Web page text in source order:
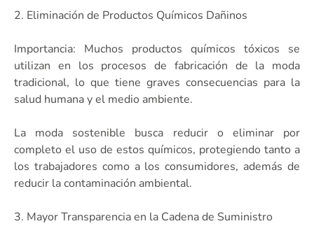
2. Eliminación de Productos Químicos Dañinos
Importancia: Muchos productos químicos tóxicos se
utilizan en los procesos de fabricación de la moda
tradicional, lo que tiene graves consecuencias para la
salud humana y el medio ambiente.
La moda sostenible busca reducir o eliminar por
completo el uso de estos químicos, protegiendo tanto a
los trabajadores como a los consumidores, además de
reducir la contaminación ambiental.
3. Mayor Transparencia en la Cadena de Suministro